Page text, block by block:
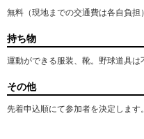
無料（現地までの交通費は各自負担）
持ち物
運動ができる服装、靴。野球道具は
その他
先着申込順にて参加者を決定します。